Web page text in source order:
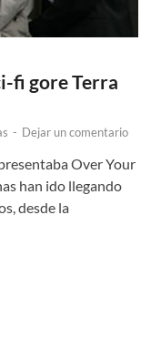
fi gore Terra
- Dejar un comentario
Over Your
han ido llegando
desde la